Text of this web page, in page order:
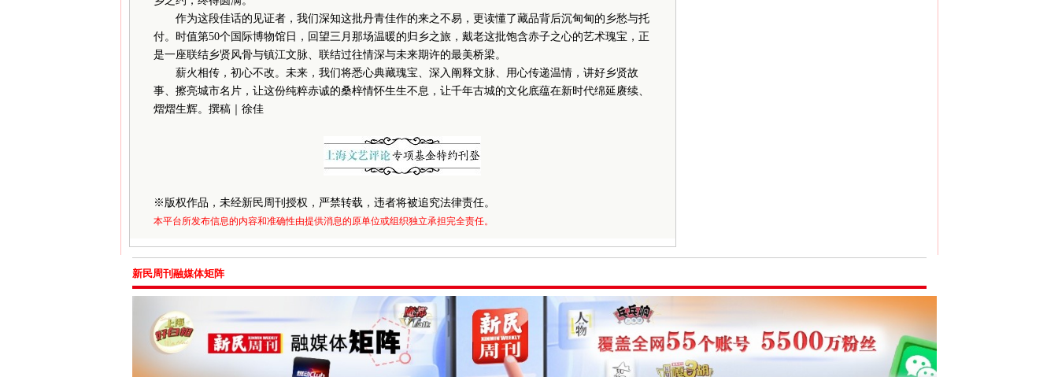
作为这段佳话的见证者，我们深知这批丹青佳作的来之不易，更读懂了藏品背后沉甸甸的乡愁与托
付。时值第50个国际博物馆日，回望三月那场温暖的归乡之旅，戴老这批饱含赤子之心的艺术瑰宝，正
是一座联结乡贤风骨与镇江文脉、联结过往情深与未来期许的最美桥梁。
薪火相传，初心不改。未来，我们将悉心典藏瑰宝、深入阐释文脉、用心传递温情，讲好乡贤故
事、擦亮城市名片，让这份纯粹赤诚的桑梓情怀生生不息，让千年古城的文化底蕴在新时代绵延赓续、
熠熠生辉。撰稿｜徐佳
※ 版权作品，未经新民周刊授权，严禁转载，违者将被追究法律责任。
本平台所发布信息的内容和准确性由提供消息的原单位或组织独立承担完全责任。
新民周刊融媒体矩阵